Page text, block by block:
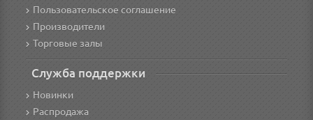
Пользовательское соглашение
Производители
Торговые залы
Служба поддержки
Новинки
Распродажа